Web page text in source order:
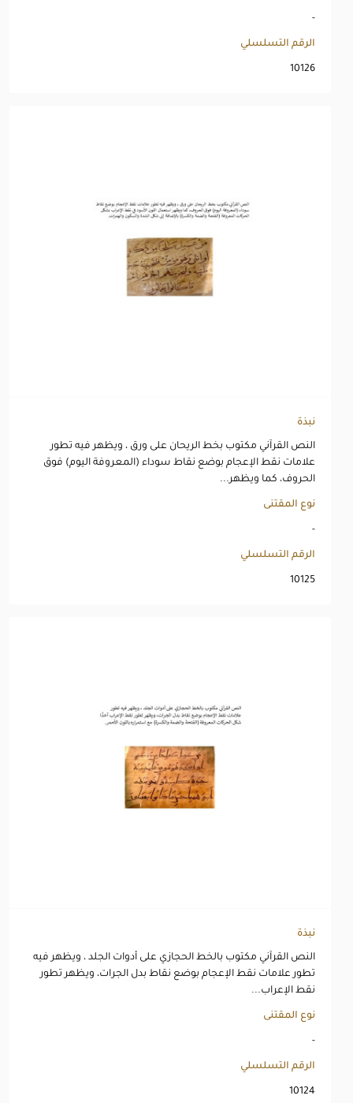
-
الرقم التسلسلي
10126
نبذة
النص القرآني مكتوب بخط الريحان على ورق ، ويظهر فيه تطور
علامات نقط الإعجام بوضع نقاط سوداء (المعروفة اليوم) فوق
الحروف، كما ويظهر...
نوع المقتنى
-
الرقم التسلسلي
10125
نبذة
النص القرآني مكتوب بالخط الحجازي على أدوات الجلد ، ويظهر فيه
تطور علامات نقط الإعجام بوضع نقاط بدل الجرات، ويظهر تطور
نقط الإعراب...
نوع المقتنى
-
الرقم التسلسلي
10124